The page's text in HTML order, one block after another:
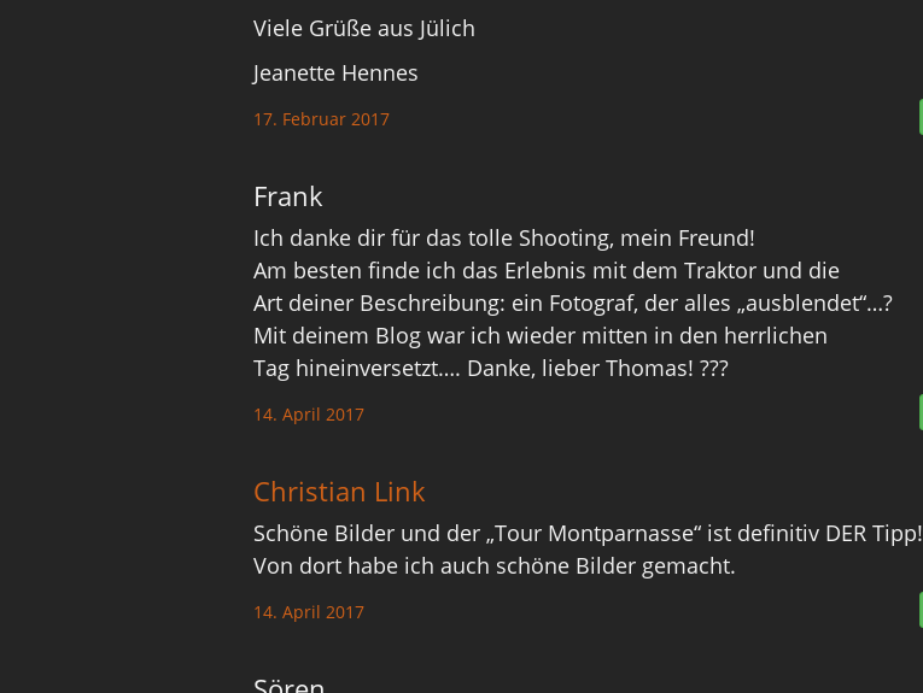
Viele Grüße aus Jülich
Jeanette Hennes
17. Februar 2017
Frank
Ich danke dir für das tolle Shooting, mein Freund!
Am besten finde ich das Erlebnis mit dem Traktor und die
Art deiner Beschreibung: ein Fotograf, der alles „ausblendet“…?
Mit deinem Blog war ich wieder mitten in den herrlichen
Tag hineinversetzt…. Danke, lieber Thomas! ???
14. April 2017
Christian Link
Schöne Bilder und der „Tour Montparnasse“ ist definitiv DER Tipp!
Von dort habe ich auch schöne Bilder gemacht.
14. April 2017